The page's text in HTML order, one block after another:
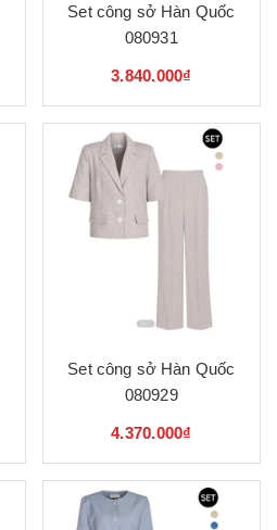
Set công sở Hàn Quốc
080931
3.840.000₫
Set công sở Hàn Quốc
080929
4.370.000₫